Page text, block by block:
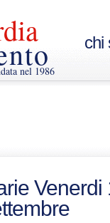
nel 1986
chi
Venerdi